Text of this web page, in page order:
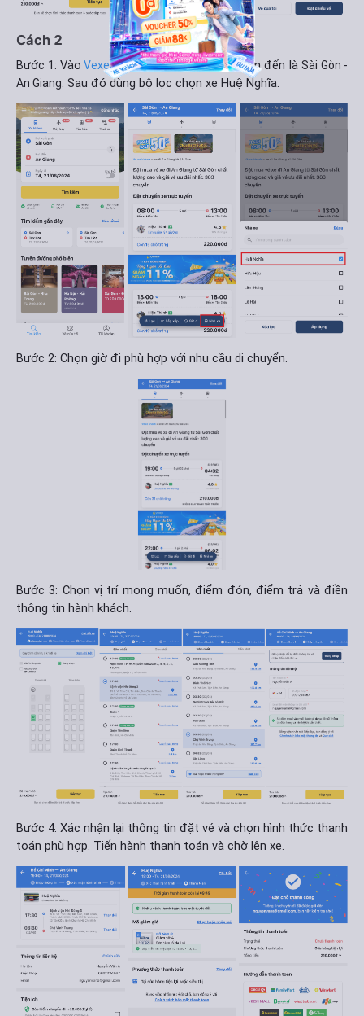
Cách 2
Bước 1: Vào Vexere.com, chọn điểm đi/ điểm đến là Sài Gòn -
An Giang. Sau đó dùng bộ lọc chọn xe Huệ Nghĩa.
Bước 2: Chọn giờ đi phù hợp với nhu cầu di chuyển.
Bước 3: Chọn vị trí mong muốn, điểm đón, điểm trả và điền
thông tin hành khách.
Bước 4: Xác nhận lại thông tin đặt vé và chọn hình thức thanh
toán phù hợp. Tiến hành thanh toán và chờ lên xe.